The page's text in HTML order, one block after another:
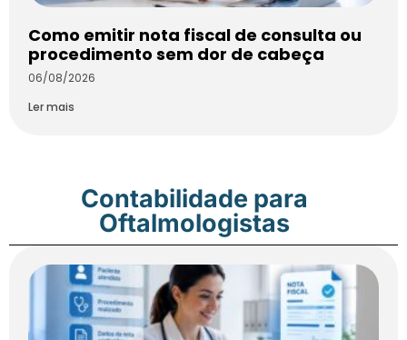
Como emitir nota fiscal de consulta ou
procedimento sem dor de cabeça
06/08/2026
Ler mais
Contabilidade para
Oftalmologistas